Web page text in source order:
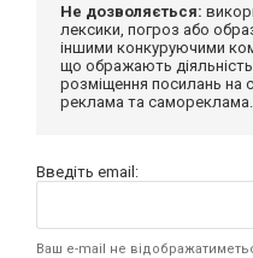
Не дозволяється:
лексики, погроз або
іншими конкуруючими
що ображають діяльність
розміщення посилань на
реклама та самореклама.
Введіть email:
Ваш e-mail не